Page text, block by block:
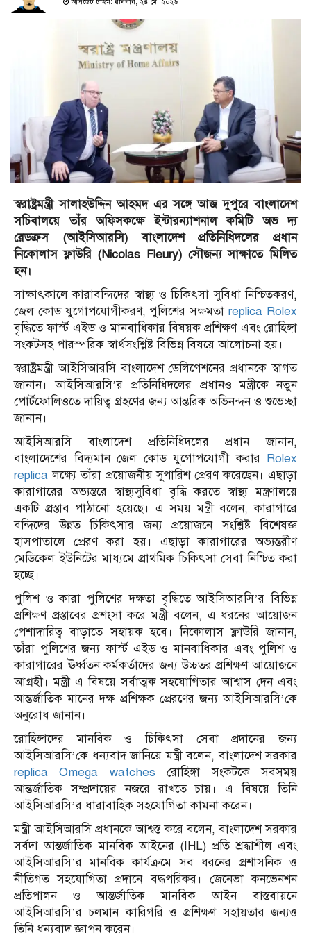
আপডেট টাইম: রবিবার, ২৪ মে, ২০২৬
স্বরাষ্ট্রমন্ত্রী সালাহউদ্দিন আহমদ এর সঙ্গে আজ দুপুরে বাংলাদেশ
সচিবালয়ে তাঁর অফিসকক্ষে ইন্টারন্যাশনাল কমিটি অভ দ্য
রেডক্রস (আইসিআরসি) বাংলাদেশ প্রতিনিধিদলের প্রধান
নিকোলাস ফ্লাউরি (Nicolas Fleury) সৌজন্য সাক্ষাতে মিলিত
হন।
​সাক্ষাৎকালে কারাবন্দিদের স্বাস্থ্য ও চিকিৎসা সুবিধা নিশ্চিতকরণ,
জেল কোড যুগোপযোগীকরণ, পুলিশের সক্ষমতাreplica Rolex
বৃদ্ধিতে ফার্স্ট এইড ও মানবাধিকার বিষয়ক প্রশিক্ষণ এবং রোহিঙ্গা
সংকটসহ পারস্পরিক স্বার্থসংশ্লিষ্ট বিভিন্ন বিষয়ে আলোচনা হয়।
​স্বরাষ্ট্রমন্ত্রী আইসিআরসি বাংলাদেশ ডেলিগেশনের প্রধানকে স্বাগত
জানান। আইসিআরসি’র প্রতিনিধিদলের প্রধানও মন্ত্রীকে নতুন
পোর্টফোলিওতে দায়িত্ব গ্রহণের জন্য আন্তরিক অভিনন্দন ও শুভেচ্ছা
জানান।
​আইসিআরসি বাংলাদেশ প্রতিনিধিদলের প্রধান জানান,
বাংলাদেশের বিদ্যমান জেল কোড যুগোপযোগী করার Rolex
replica লক্ষ্যে তাঁরা প্রয়োজনীয় সুপারিশ প্রেরণ করেছেন। এছাড়া
কারাগারের অভ্যন্তরে স্বাস্থ্যসুবিধা বৃদ্ধি করতে স্বাস্থ্য মন্ত্রণালয়ে
একটি প্রস্তাব পাঠানো হয়েছে। এ সময় মন্ত্রী বলেন, কারাগারে
বন্দিদের উন্নত চিকিৎসার জন্য প্রয়োজনে সংশ্লিষ্ট বিশেষজ্ঞ
হাসপাতালে প্রেরণ করা হয়। এছাড়া কারাগারের অভ্যন্তরীণ
মেডিকেল ইউনিটের মাধ্যমে প্রাথমিক চিকিৎসা সেবা নিশ্চিত করা
হচ্ছে।
​পুলিশ ও কারা পুলিশের দক্ষতা বৃদ্ধিতে আইসিআরসি’র বিভিন্ন
প্রশিক্ষণ প্রস্তাবের প্রশংসা করে মন্ত্রী বলেন, এ ধরনের আয়োজন
পেশাদারিত্ব বাড়াতে সহায়ক হবে। নিকোলাস ফ্লাউরি জানান,
তাঁরা পুলিশের জন্য ফার্স্ট এইড ও মানবাধিকার এবং পুলিশ ও
কারাগারের ঊর্ধ্বতন কর্মকর্তাদের জন্য উচ্চতর প্রশিক্ষণ আয়োজনে
আগ্রহী। মন্ত্রী এ বিষয়ে সর্বাত্মক সহযোগিতার আশ্বাস দেন এবং
আন্তর্জাতিক মানের দক্ষ প্রশিক্ষক প্রেরণের জন্য আইসিআরসি’কে
অনুরোধ জানান।
​রোহিঙ্গাদের মানবিক ও চিকিৎসা সেবা প্রদানের জন্য
আইসিআরসি’কে ধন্যবাদ জানিয়ে মন্ত্রী বলেন, বাংলাদেশ সরকার
replica Omega watches রোহিঙ্গা সংকটকে সবসময়
আন্তর্জাতিক সম্প্রদায়ের নজরে রাখতে চায়। এ বিষয়ে তিনি
আইসিআরসি’র ধারাবাহিক সহযোগিতা কামনা করেন।
​মন্ত্রী আইসিআরসি প্রধানকে আশ্বস্ত করে বলেন, বাংলাদেশ সরকার
সর্বদা আন্তর্জাতিক মানবিক আইনের (IHL) প্রতি শ্রদ্ধাশীল এবং
আইসিআরসি’র মানবিক কার্যক্রমে সব ধরনের প্রশাসনিক ও
নীতিগত সহযোগিতা প্রদানে বদ্ধপরিকর। জেনেভা কনভেনশন
প্রতিপালন ও আন্তর্জাতিক মানবিক আইন বাস্তবায়নে
আইসিআরসি’র চলমান কারিগরি ও প্রশিক্ষণ সহায়তার জন্যও
তিনি ধন্যবাদ জ্ঞাপন করেন।